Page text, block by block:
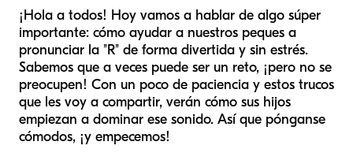
¡Hola a todos! Hoy vamos a hablar de algo súper
importante: cómo ayudar a nuestros peques a
pronunciar la "R" de forma divertida y sin estrés.
Sabemos que a veces puede ser un reto, ¡pero no se
preocupen! Con un poco de paciencia y estos trucos
que les voy a compartir, verán cómo sus hijos
empiezan a dominar ese sonido. Así que pónganse
cómodos, ¡y empecemos!